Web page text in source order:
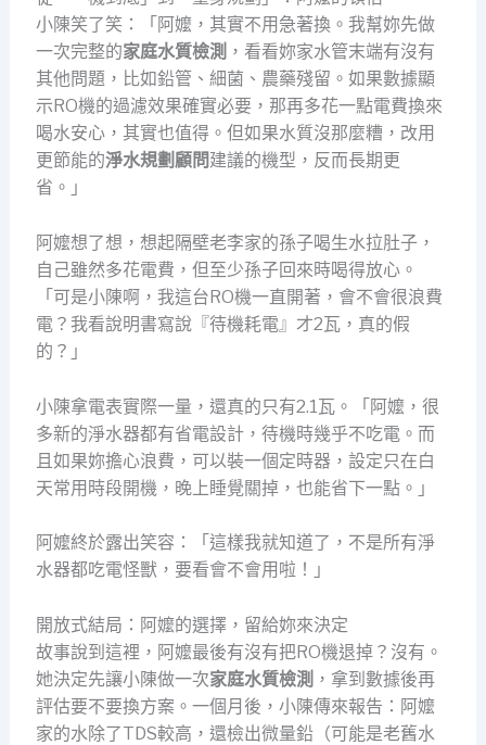
小陳笑了笑：「阿嬤，其實不用急著換。我幫妳先做
一次完整的家庭水質檢測 ，看看妳家水管末端有沒有
其他問題，比如鉛管、細菌、農藥殘留。如果數據顯
示RO機的過濾效果確實必要，那再多花一點電費換來
喝水安心，其實也值得。但如果水質沒那麼糟，改用
更節能的淨水規劃顧問建議的機型，反而長期更
省。」
阿嬤想了想，想起隔壁老李家的孫子喝生水拉肚子，
自己雖然多花電費，但至少孫子回來時喝得放心。
「可是小陳啊，我這台RO機一直開著，會不會很浪費
電？我看說明書寫說『待機耗電』才2瓦，真的假
的？」
小陳拿電表實際一量，還真的只有2.1瓦。「阿嬤，很
多新的淨水器都有省電設計，待機時幾乎不吃電。而
且如果妳擔心浪費，可以裝一個定時器，設定只在白
天常用時段開機，晚上睡覺關掉，也能省下一點。」
阿嬤終於露出笑容：「這樣我就知道了，不是所有淨
水器都吃電怪獸，要看會不會用啦！」
開放式結局：阿嬤的選擇，留給妳來決定
故事說到這裡，阿嬤最後有沒有把RO機退掉？沒有。
她決定先讓小陳做一次家庭水質檢測 ，拿到數據後再
評估要不要換方案。一個月後，小陳傳來報告：阿嬤
家的水除了TDS較高，還檢出微量鉛（可能是老舊水